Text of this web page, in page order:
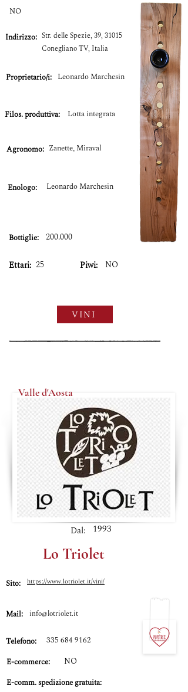
NO
Leonardo Marchesin
Proprietario/i:
Indirizzo: Str. delle Spezie, 39, 31015
Conegliano TV, Italia
Filos. produttiva: Lotta integrata
Agronomo: Zanette, Miraval
Enologo: Leonardo Marchesin
Bottiglie: 200.000
Ettari: 25 Piwi: NO
VINI
Valle d'Aosta
Dal: 1993
Lo Triolet
Sito: https://www.lotriolet.it/vini/
Mail: info@lotriolet.it
Telefono:
335 684 9162
E-commerce:
NO
E-comm.spedizione gratuita: